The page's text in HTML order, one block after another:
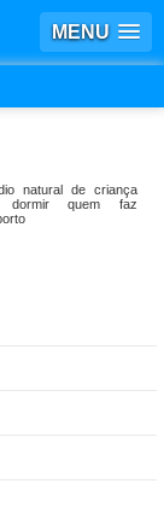
MENU
natural de criança
dormir quem faz